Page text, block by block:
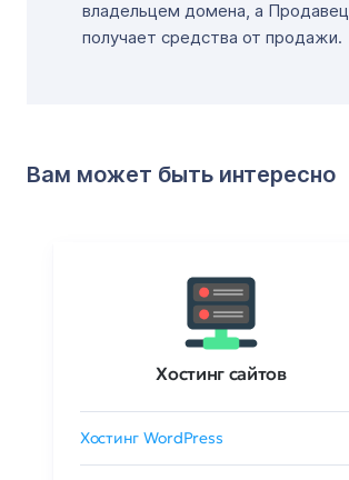
владельцем домена, а Продавец
получает средства от продажи.
Вам может быть интересно
Хостинг сайтов
Хостинг WordPress